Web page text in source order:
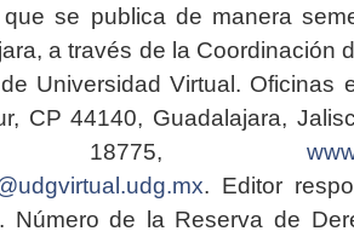
que se publica de manera
a través de la Coordinación
Universidad Virtual. Oficinas
CP 44140, Guadalajara,
18775,
. Editor
Número de la Reserva de